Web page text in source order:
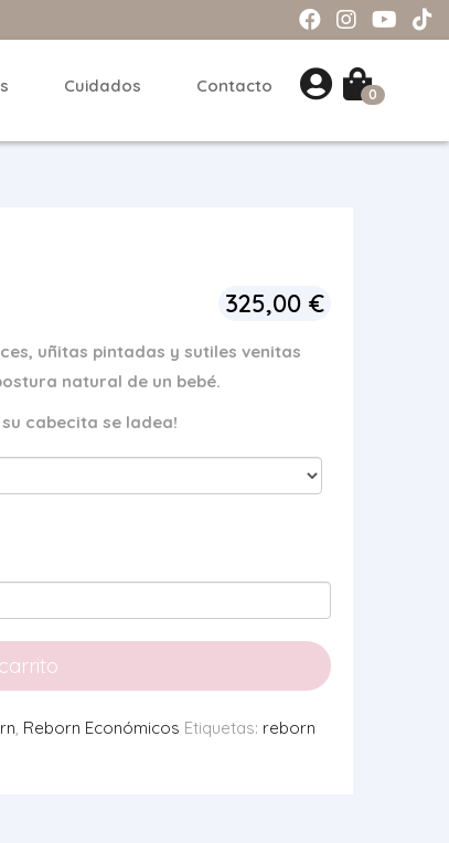
0
Cuidados Contacto
325,00 €
uñitas pintadas y sutiles venitas
natural de un bebé.
cabecita se ladea!
, Reborn Económicos Etiquetas: reborn